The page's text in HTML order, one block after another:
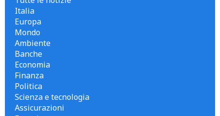
Italia
Europa
Mondo
Ambiente
Banche
Economia
Finanza
Politica
Scienza e tecnologia
Assicurazioni